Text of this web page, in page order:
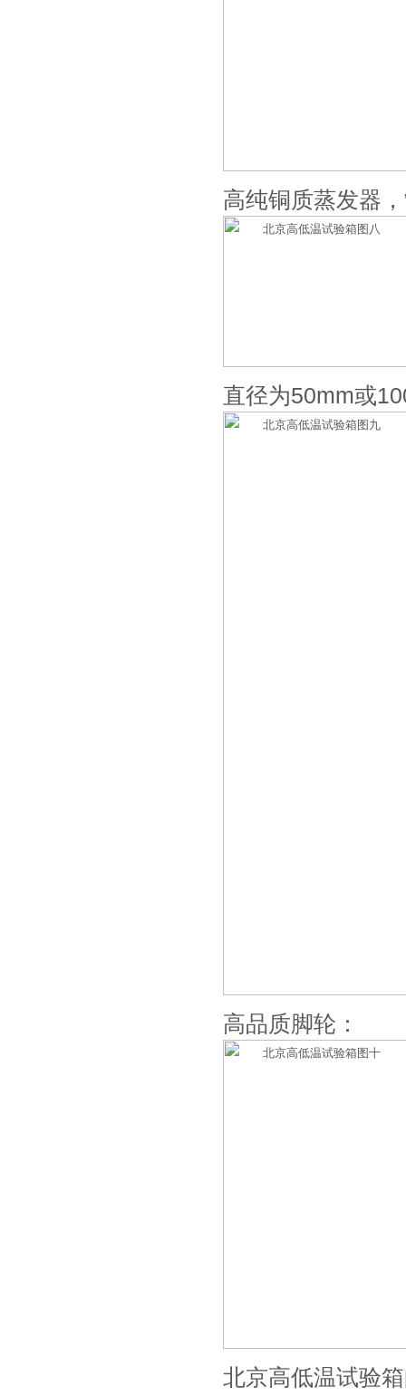
高纯铜质蒸发器
直径为50mm或
高品质脚轮：
北京高低温试验